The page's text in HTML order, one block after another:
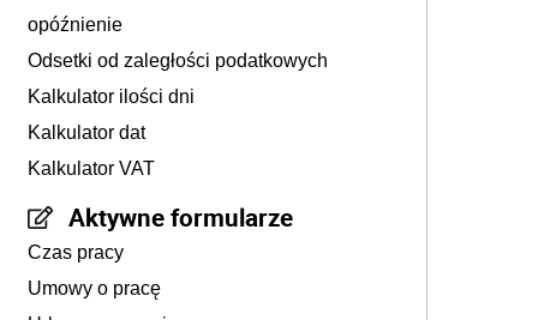
opóźnienie
Odsetki od zaległości podatkowych
Kalkulator ilości dni
Kalkulator dat
Kalkulator VAT
Aktywne formularze
Czas pracy
Umowy o pracę